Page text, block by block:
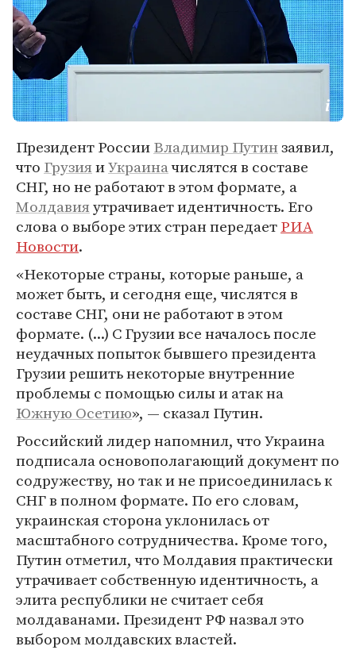
Президент РоссииВладимир Путинзаявил,
что ГрузияиУкраиначислятся в составе
СНГ, но не работают в этом формате, а
Молдавияутрачивает идентичность. Его
слова о выборе этих стран передаетРИА
Новости.
«Некоторые страны, которые раньше, а
может быть, и сегодня еще, числятся в
составе СНГ, они не работают в этом
формате. (...) С Грузии все началось после
неудачных попыток бывшего президента
Грузии решить некоторые внутренние
проблемы с помощью силы и атак на
Южную Осетию», — сказал Путин.
Российский лидер напомнил, что Украина
подписала основополагающий документ по
содружеству, но так и не присоединилась к
СНГ в полном формате. По его словам,
украинская сторона уклонилась от
масштабного сотрудничества. Кроме того,
Путин отметил, что Молдавия практически
утрачивает собственную идентичность, а
элита республики не считает себя
молдаванами. Президент РФ назвал это
выбором молдавских властей.